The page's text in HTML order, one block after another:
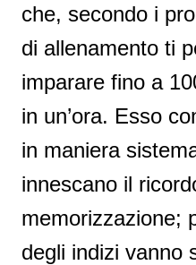
che, secondo i
di allenamento ti
imparare fino a
in un’ora. Esso
in maniera
innescano il
memorizzazione;
degli indizi vanno